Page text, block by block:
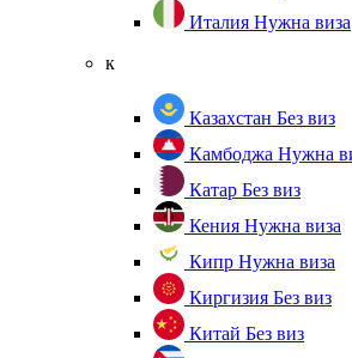
Италия Нужна виза
к
Казахстан Без виз
Камбоджа Нужна
Катар Без виз
Кения Нужна виза
Кипр Нужна виза
Киргизия Без виз
Китай Без виз